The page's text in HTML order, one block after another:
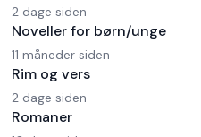
2 dage siden
Noveller for børn/unge
11 måneder siden
Rim og vers
2 dage siden
Romaner